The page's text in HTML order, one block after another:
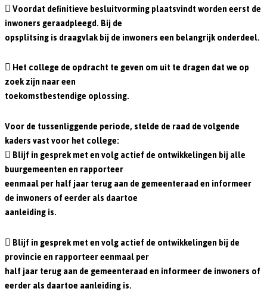
 Voordat definitieve besluitvorming plaatsvindt worden eerst de
inwoners geraadpleegd. Bij de
opsplitsing is draagvlak bij de inwoners een belangrijk onderdeel.
 Het college de opdracht te geven om uit te dragen dat we op
zoek zijn naar een
toekomstbestendige oplossing.
Voor de tussenliggende periode, stelde de raad de volgende
kaders vast voor het college:
 Blijf in gesprek met en volg actief de ontwikkelingen bij alle
buurgemeenten en rapporteer
eenmaal per half jaar terug aan de gemeenteraad en informeer
de inwoners of eerder als daartoe
aanleiding is.
 Blijf in gesprek met en volg actief de ontwikkelingen bij de
provincie en rapporteer eenmaal per
half jaar terug aan de gemeenteraad en informeer de inwoners of
eerder als daartoe aanleiding is.